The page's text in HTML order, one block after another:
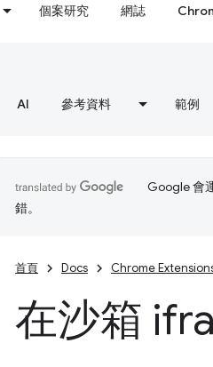
個案研究 網誌
AI 參考資料 範例
Google 會
錯。
首頁 Docs Chrome
在沙箱